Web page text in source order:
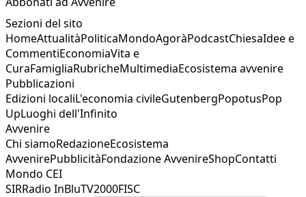
Sezioni del sito
HomeAttualitàPoliticaMondoAgoràPodcastChiesaIdee e
CommentiEconomiaVita e
CuraFamigliaRubricheMultimediaEcosistema avvenire
Pubblicazioni
Edizioni localiL'economia civileGutenbergPopotusPop
UpLuoghi dell'Infinito
Avvenire
Chi siamoRedazioneEcosistema
AvvenirePubblicitàFondazione AvvenireShopContatti
Mondo CEI
SIRRadio InBluTV2000FISC